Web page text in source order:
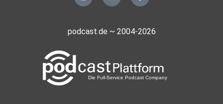
podcast.de ~ 2004-2026